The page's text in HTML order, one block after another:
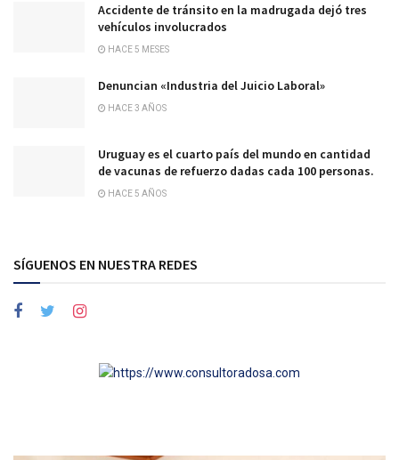
Accidente de tránsito en la madrugada dejó tres
vehículos involucrados
HACE 5 MESES
Denuncian «Industria del Juicio Laboral»
HACE 3 AÑOS
Uruguay es el cuarto país del mundo en cantidad
de vacunas de refuerzo dadas cada 100 personas.
HACE 5 AÑOS
SÍGUENOS EN NUESTRA REDES